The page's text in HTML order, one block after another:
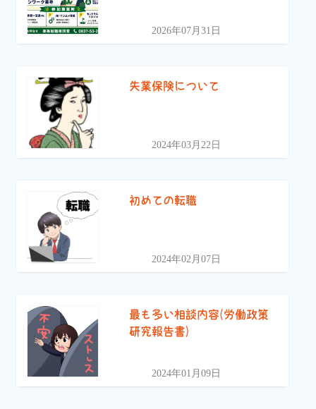
2026年07月31日
失業保険について
2024年03月22日
初めての転職
2024年02月07日
最も多い相談内容(労働政策
研究報告書)
2024年01月09日